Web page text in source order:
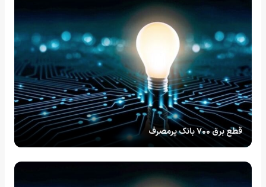
قطع برق ۷۰۰ بانک پرمصرف